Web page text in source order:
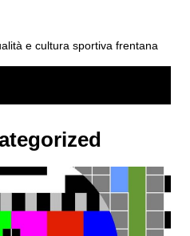
e cultura sportiva frentana